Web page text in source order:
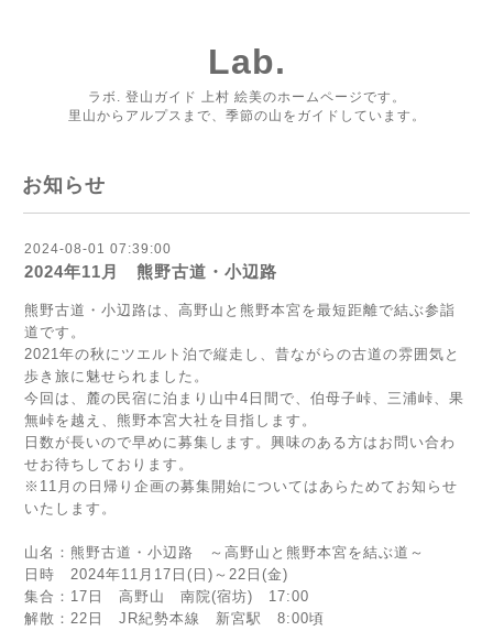
Lab.
ラボ. 登山ガイド 上村 絵美のホームページです。
里山からアルプスまで、季節の山をガイドしています。
お知らせ
2024-08-01 07:39:00
2024年11月 熊野古道・小辺路
熊野古道・小辺路は、高野山と熊野本宮を最短距離で結ぶ参詣
道です。
2021年の秋にツエルト泊で縦走し、昔ながらの古道の雰囲気と
歩き旅に魅せられました。
今回は、麓の民宿に泊まり山中4日間で、伯母子峠、三浦峠、果
無峠を越え、熊野本宮大社を目指します。
日数が長いので早めに募集します。興味のある方はお問い合わ
せお待ちしております。
※11月の日帰り企画の募集開始についてはあらためてお知らせ
いたします。
山名：熊野古道・小辺路 ～高野山と熊野本宮を結ぶ道～
日時 2024年11月17日(日)～22日(金)
集合：17日 高野山 南院(宿坊) 17:00
解散：22日 JR紀勢本線 新宮駅 8:00頃